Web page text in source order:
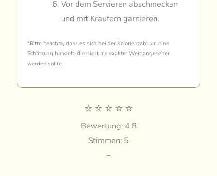
Vor dem Servieren abschmecken
und mit Kräutern garnieren.
*Bitte beachte, dass es sich bei der Kalorienzahl um eine
Schätzung handelt, die nicht als exakter Wert angesehen
werden sollte.
⭐ ⭐ ⭐ ⭐ ⭐
Bewertung: 4.8
Stimmen: 5
–